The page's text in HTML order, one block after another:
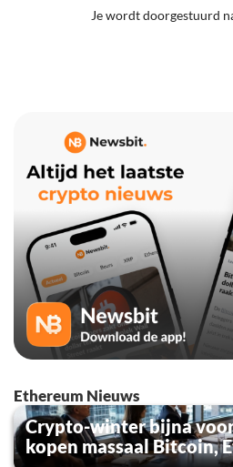
Je wordt doorgestuurd
Ethereum Nieuws
Crypto-winter bijna
kopen massaal Bitcoin,